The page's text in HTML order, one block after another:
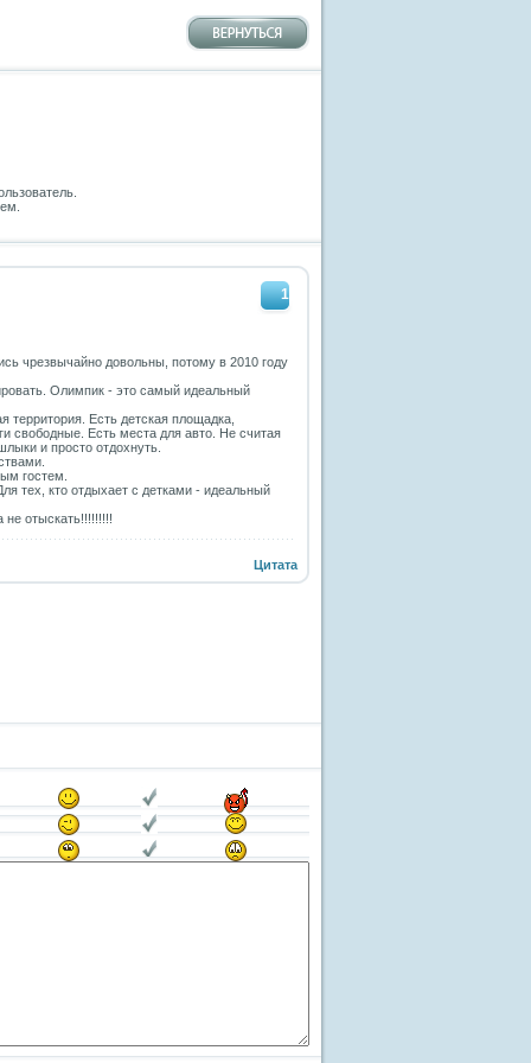
1
чрезвычайно довольны, потому в 2010 году
Олимпик - это самый идеальный
территория. Есть детская площадка,
свободные. Есть места для авто. Не считая
и просто отдохнуть.
гостем.
тех, кто отдыхает с детками - идеальный
отыскать!!!!!!!!!
Цитата